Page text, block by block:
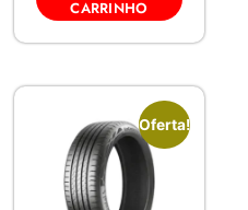
CARRINHO
Oferta!